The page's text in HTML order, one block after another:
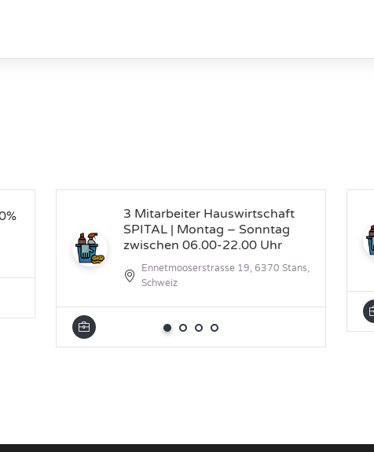
3 Mitarbeiter Hauswirtschaft
SPITAL | Montag – Sonntag
zwischen 06.00-22.00 Uhr
Ennetmooserstrasse 19, 6370 Stans,
Schweiz